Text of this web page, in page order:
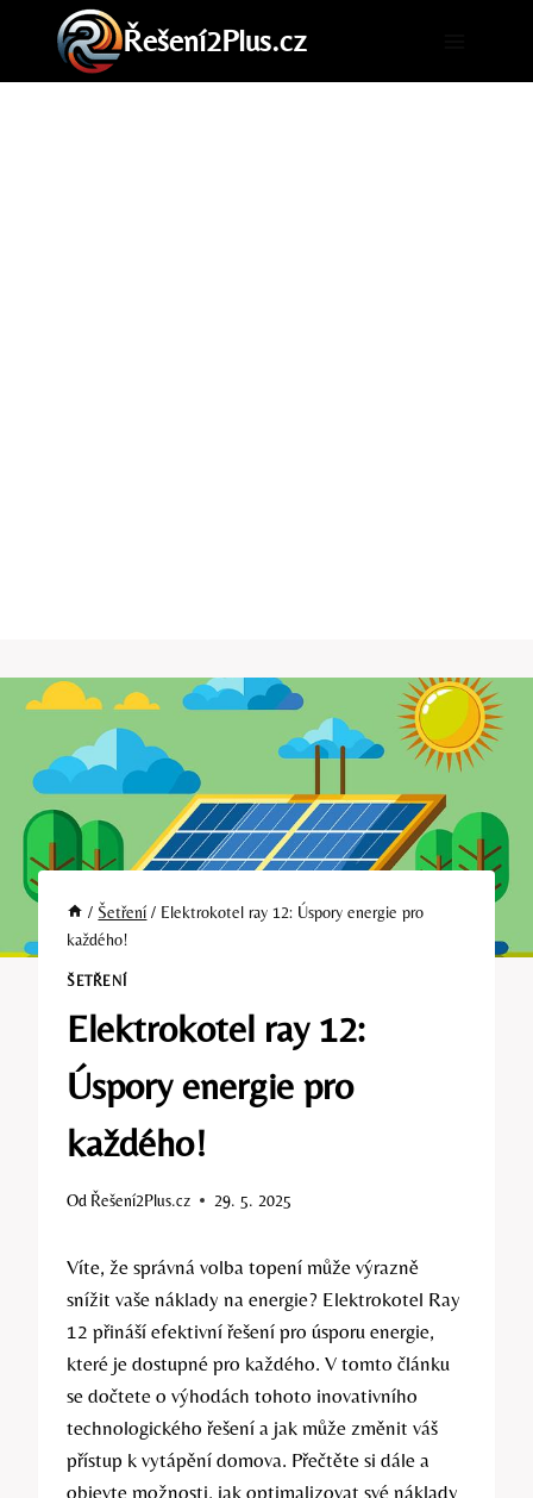
Přeskočit
obsah
Řešení2Plus.cz
/ Šetření / Elektrokotel ray 12: Úspory energie pro
každého!
ŠETŘENÍ
Elektrokotel ray 12:
Úspory energie pro
každého!
Od Řešení2Plus.cz 29. 5. 2025
Víte, že správná volba topení může výrazně
snížit vaše náklady na energie? Elektrokotel Ray
12 přináší efektivní řešení pro úsporu energie,
které je dostupné pro každého. V tomto článku
se dočtete o výhodách tohoto inovativního
technologického řešení a jak může změnit váš
přístup k vytápění domova. Přečtěte si dále a
objevte možnosti, jak optimalizovat své náklady